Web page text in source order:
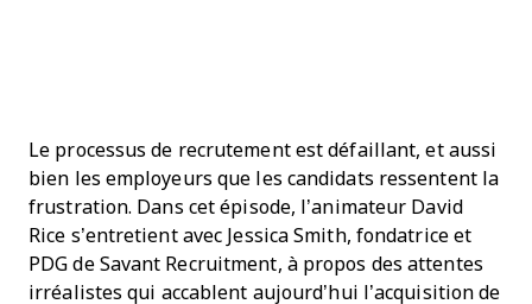
Le processus de recrutement est défaillant, et aussi
bien les employeurs que les candidats ressentent la
frustration. Dans cet épisode, l’animateur David
Rice s’entretient avec Jessica Smith, fondatrice et
PDG de Savant Recruitment, à propos des attentes
irréalistes qui accablent aujourd’hui l’acquisition de